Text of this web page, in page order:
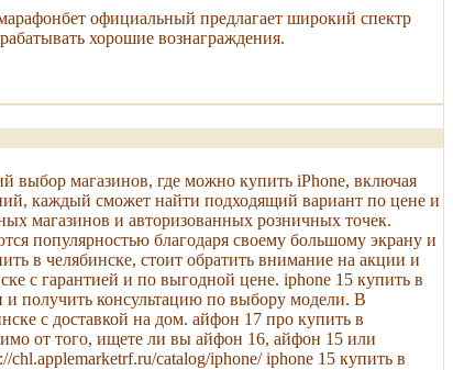
официальный предлагает широкий спектр
хорошие вознаграждения.
выбор магазинов, где можно купить iPhone, включая
каждый сможет найти подходящий вариант по цене и
магазинов и авторизованных розничных точек.
популярностью благодаря своему большому экрану и
в челябинске, стоит обратить внимание на акции и
с гарантией и по выгодной цене. iphone 15 купить в
и получить консультацию по выбору модели. В
с доставкой на дом. айфон 17 про купить в
от того, ищете ли вы айфон 16, айфон 15 или
catalog/iphone/ iphone 15 купить в